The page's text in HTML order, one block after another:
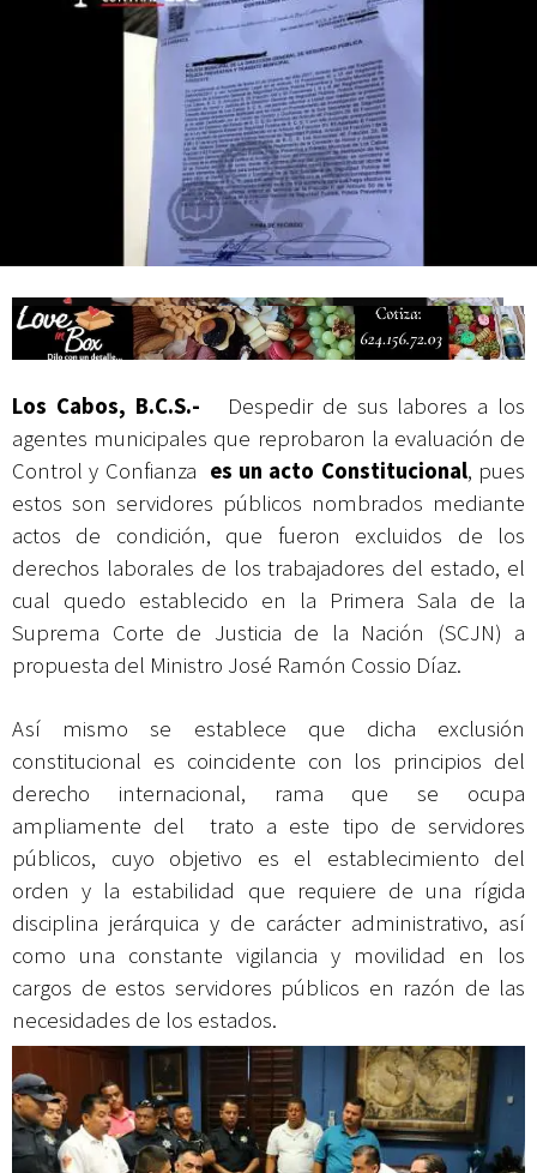
actividades de acceso libre
Los Cabos, B.C.S.- Despedir de sus labores a los
agentes municipales que reprobaron la evaluación de
Control y Confianza es un acto Constitucional, pues
estos son servidores públicos nombrados mediante
actos de condición, que fueron excluidos de los
derechos laborales de los trabajadores del estado, el
cual quedo establecido en la Primera Sala de la
Suprema Corte de Justicia de la Nación (SCJN) a
propuesta del Ministro José Ramón Cossio Díaz.
Así mismo se establece que dicha exclusión
constitucional es coincidente con los principios del
derecho internacional, rama que se ocupa
ampliamente del trato a este tipo de servidores
públicos, cuyo objetivo es el establecimiento del
orden y la estabilidad que requiere de una rígida
disciplina jerárquica y de carácter administrativo, así
como una constante vigilancia y movilidad en los
cargos de estos servidores públicos en razón de las
necesidades de los estados.